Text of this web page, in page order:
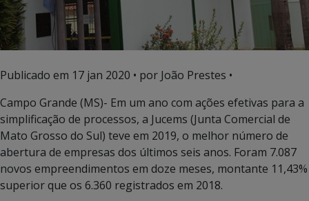
Publicado em 17 jan 2020 • por João Prestes •
Campo Grande (MS)- Em um ano com ações efetivas para a
simplificação de processos, a Jucems (Junta Comercial de
Mato Grosso do Sul) teve em 2019, o melhor número de
abertura de empresas dos últimos seis anos. Foram 7.087
novos empreendimentos em doze meses, montante 11,43%
superior que os 6.360 registrados em 2018.